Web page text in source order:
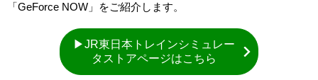
「GeForce NOW」をご紹介します。
▶JR東日本トレインシミュレー
タストアページはこちら